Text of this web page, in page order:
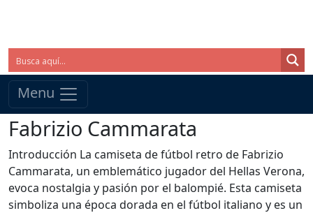
Menu
Fabrizio Cammarata
Introducción La camiseta de fútbol retro de Fabrizio
Cammarata, un emblemático jugador del Hellas Verona,
evoca nostalgia y pasión por el balompié. Esta camiseta
simboliza una época dorada en el fútbol italiano y es un